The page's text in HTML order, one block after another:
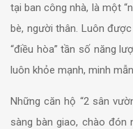
tại ban công nhà, là một
bè, người thân. Luôn
“điều hòa” tần số năng
luôn khỏe mạnh, minh mẫn.
Những căn hộ “2 sân
sàng bàn giao, chào đón